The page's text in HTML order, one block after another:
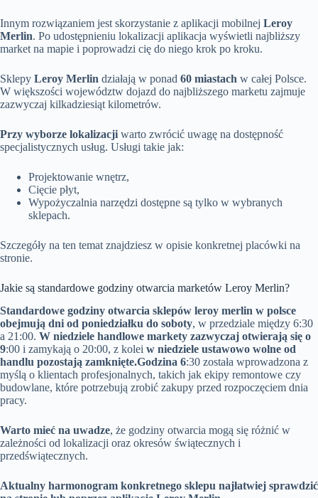
Innym rozwiązaniem jest skorzystanie z aplikacji mobilnej Leroy
Merlin. Po udostępnieniu lokalizacji aplikacja wyświetli najbliższy
market na mapie i poprowadzi cię do niego krok po kroku.
Sklepy Leroy Merlin działają w ponad 60 miastach w całej Polsce.
W większości województw dojazd do najbliższego marketu zajmuje
zazwyczaj kilkadziesiąt kilometrów.
Przy wyborze lokalizacji warto zwrócić uwagę na dostępność
specjalistycznych usług. Usługi takie jak:
Projektowanie wnętrz,
Cięcie płyt,
Wypożyczalnia narzędzi dostępne są tylko w wybranych
sklepach.
Szczegóły na ten temat znajdziesz w opisie konkretnej placówki na
stronie.
Jakie są standardowe godziny otwarcia marketów Leroy Merlin?
Standardowe godziny otwarcia sklepów leroy merlin w polsce
obejmują dni od poniedziałku do soboty, w przedziale między 6:30
a 21:00. W niedziele handlowe markety zazwyczaj otwierają się o
9:00 i zamykają o 20:00, z kolei w niedziele ustawowo wolne od
handlu pozostają zamknięte.Godzina 6:30 została wprowadzona z
myślą o klientach profesjonalnych, takich jak ekipy remontowe czy
budowlane, które potrzebują zrobić zakupy przed rozpoczęciem dnia
pracy.
Warto mieć na uwadze, że godziny otwarcia mogą się różnić w
zależności od lokalizacji oraz okresów świątecznych i
przedświątecznych.
Aktualny harmonogram konkretnego sklepu najłatwiej sprawdzić